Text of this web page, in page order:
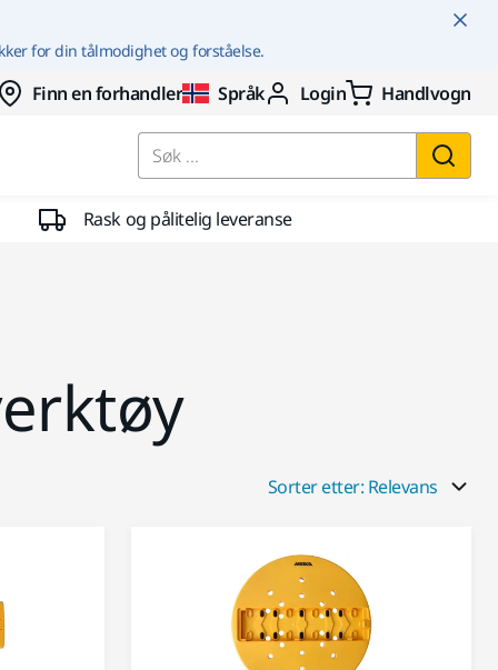
for din tålmodighet og forståelse.
Finn en forhandler Språk Login Handlvogn
Søk ...
Rask og pålitelig leveranse
Sorter etter: Relevans